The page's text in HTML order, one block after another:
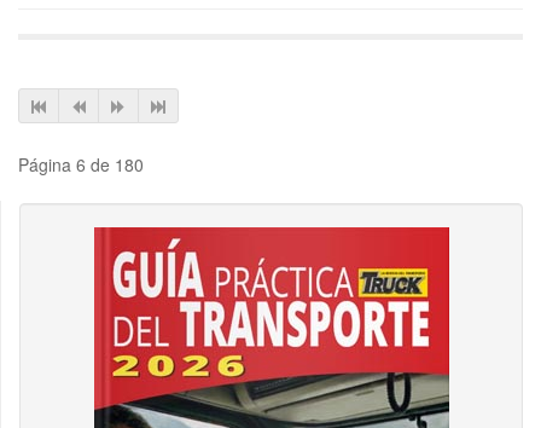
Página 6 de 180